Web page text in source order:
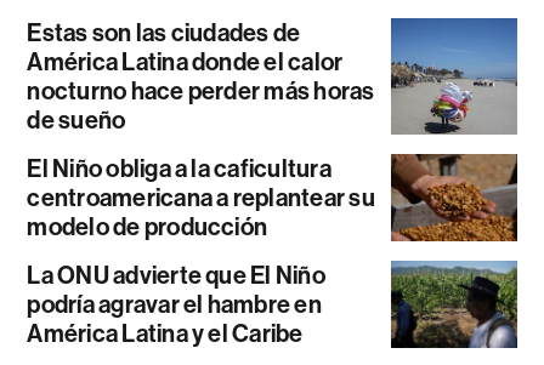
Estas son las ciudades de
América Latina donde el calor
nocturno hace perder más horas
de sueño
El Niño obliga a la caficultura
centroamericana a replantear su
modelo de producción
La ONU advierte que El Niño
podría agravar el hambre en
América Latina y el Caribe